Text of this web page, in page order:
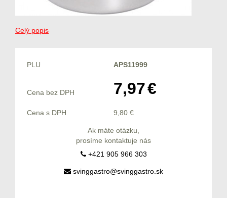
Celý popis
PLU APS11999
Cena bez DPH 7,97€
Cena s DPH 9,80 €
Ak máte otázku,
prosíme kontaktuje nás
+421 905 966 303
svinggastro@svinggastro.sk